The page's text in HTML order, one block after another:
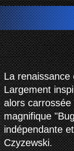
La renaissance
Largement
alors
magnifique
indépendante
Czyzewski.